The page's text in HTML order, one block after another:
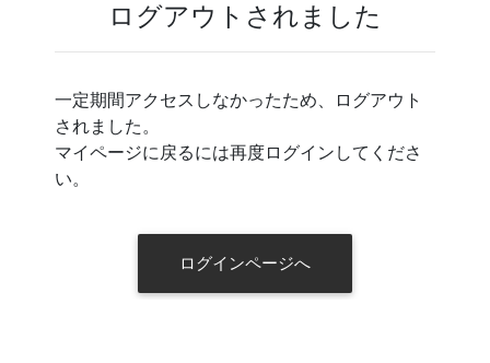
ログアウトされました
一定期間アクセスしなかったため、ログアウト
されました。
マイページに戻るには再度ログインしてくださ
い。